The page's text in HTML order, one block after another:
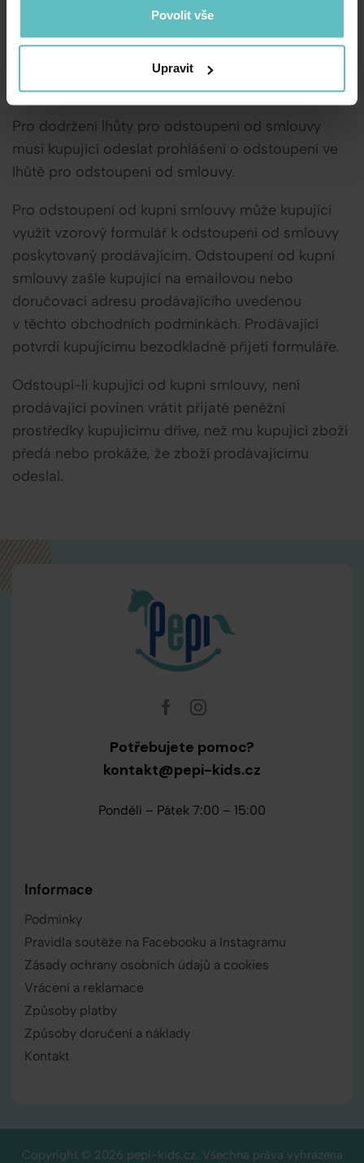
Povolit vše
Upravit
Podmínky pro odstoupení od smlouvy jsou
popsány v obchodním řádu.
Pro dodržení lhůty pro odstoupení od smlouvy
musí kupující odeslat prohlášení o odstoupení ve
lhůtě pro odstoupení od smlouvy.
Pro odstoupení od kupní smlouvy může kupující
využít vzorový formulář k odstoupení od smlouvy
poskytovaný prodávajícím. Odstoupení od kupní
smlouvy zašle kupující na emailovou nebo
doručovací adresu prodávajícího uvedenou
v těchto obchodních podmínkách. Prodávající
potvrdí kupujícímu bezodkladně přijetí formuláře.
Odstoupí-li kupující od kupní smlouvy, není
prodávající povinen vrátit přijaté peněžní
prostředky kupujícímu dříve, než mu kupující zboží
předá nebo prokáže, že zboží prodávajícímu
odeslal.
Potřebujete pomoc?
kontakt@pepi-kids.cz
Pondělí – Pátek 7:00 – 15:00
Informace
Podmínky
Pravidla soutěže na Facebooku a Instagramu
Zásady ochrany osobních údajů a cookies
Vrácení a reklamace
Způsoby platby
Způsoby doručení a náklady
Kontakt
Copyright © 2026 pepi-kids.cz. Všechna práva vyhrazena